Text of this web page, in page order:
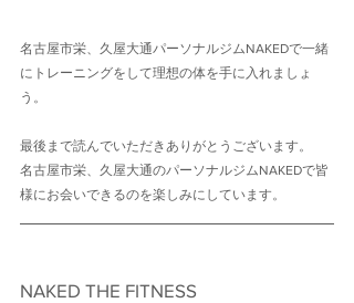
名古屋市栄、久屋大通パーソナルジムNAKEDで一緒
にトレーニングをして理想の体を手に入れましょ
う。
最後まで読んでいただきありがとうございます。
名古屋市栄、久屋大通のパーソナルジムNAKEDで皆
様にお会いできるのを楽しみにしています。
NAKED THE FITNESS